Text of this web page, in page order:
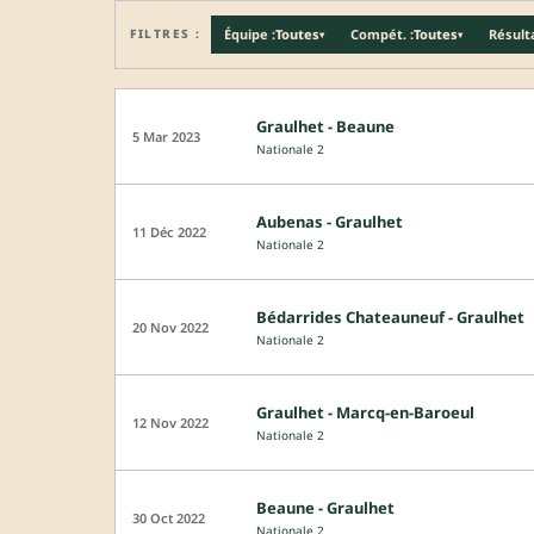
FILTRES : Équipe :Toutes▾ Compét. :Toutes▾
5 Mar 2023 Graulhet - Beaune
Nationale 2
11 Déc 2022 Aubenas - Graulhet
Nationale 2
20 Nov 2022 Bédarrides Chateauneuf - Graulhet
Nationale 2
12 Nov 2022 Graulhet - Marcq-en-Baroeul
Nationale 2
30 Oct 2022 Beaune - Graulhet
Nationale 2